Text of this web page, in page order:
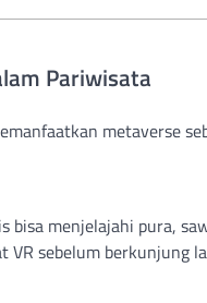
Pariwisata
metaverse
bisa menjelajahi pura,
VR sebelum berkunjung